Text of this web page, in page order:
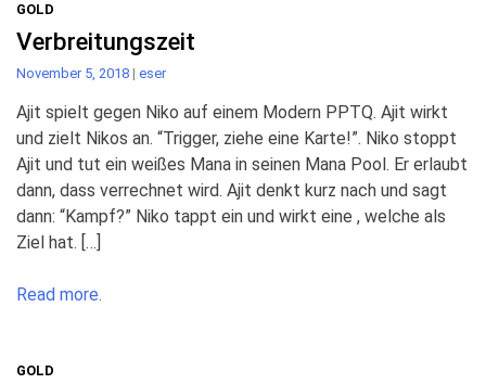
GOLD
Verbreitungszeit
November 5, 2018 | eser
Ajit spielt gegen Niko auf einem Modern PPTQ. Ajit wirkt
und zielt Nikos an. “Trigger, ziehe eine Karte!”. Niko stoppt
Ajit und tut ein weißes Mana in seinen Mana Pool. Er erlaubt
dann, dass verrechnet wird. Ajit denkt kurz nach und sagt
dann: “Kampf?” Niko tappt ein und wirkt eine , welche als
Ziel hat. […]
Read more.
GOLD